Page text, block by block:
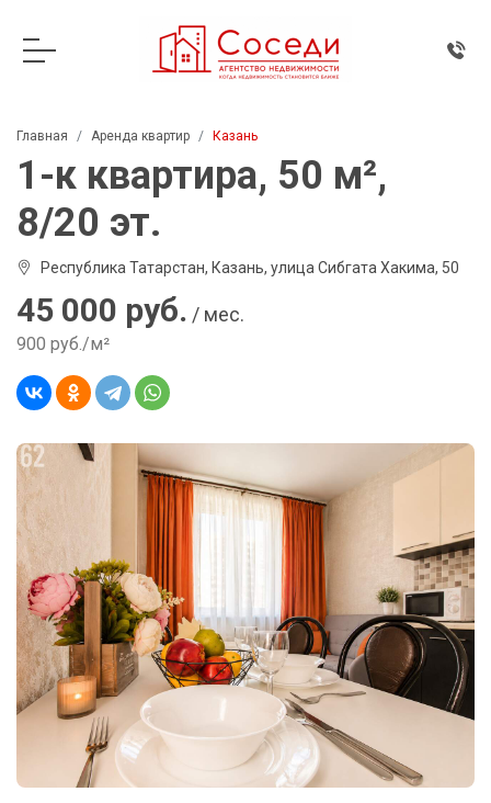
Главная Аренда квартир Казань
1-к квартира, 50 м²,
8/20 эт.
Республика Татарстан, Казань, улица Сибгата Хакима, 50
45 000 руб. / мес.
900 руб./м²